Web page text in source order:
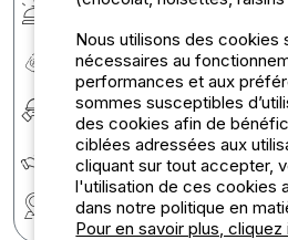
Rapport qualité/prix
Restauration
Écologie développement
Région
Nous utilisons des cookies
nécessaires au
performances et aux
sommes susceptibles
des cookies afin de
ciblées adressées aux
cliquant sur tout accepter,
l'utilisation de ces cookies
dans notre politique en
Pour en savoir plus, cliquez